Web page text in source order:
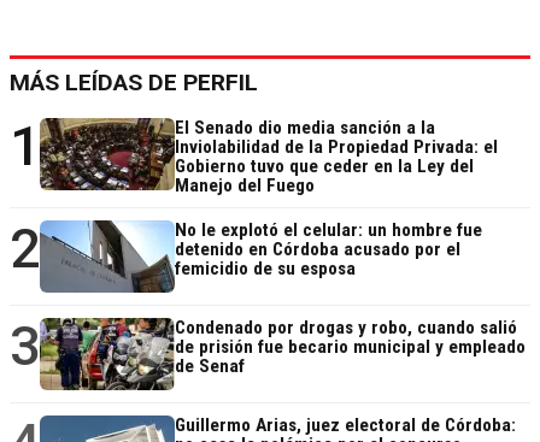
MÁS LEÍDAS DE PERFIL
1
El Senado dio media sanción a la
Inviolabilidad de la Propiedad Privada: el
Gobierno tuvo que ceder en la Ley del
Manejo del Fuego
2
No le explotó el celular: un hombre fue
detenido en Córdoba acusado por el
femicidio de su esposa
3
Condenado por drogas y robo, cuando salió
de prisión fue becario municipal y empleado
de Senaf
Guillermo Arias, juez electoral de Córdoba: